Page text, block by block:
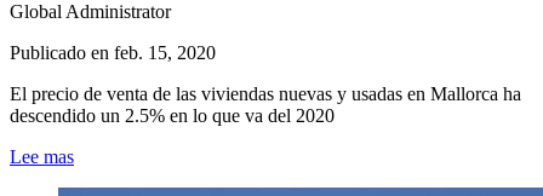
Global Administrator
Publicado en feb. 15, 2020
El precio de venta de las viviendas nuevas y usadas en Mallorca ha
descendido un 2.5% en lo que va del 2020
Lee mas